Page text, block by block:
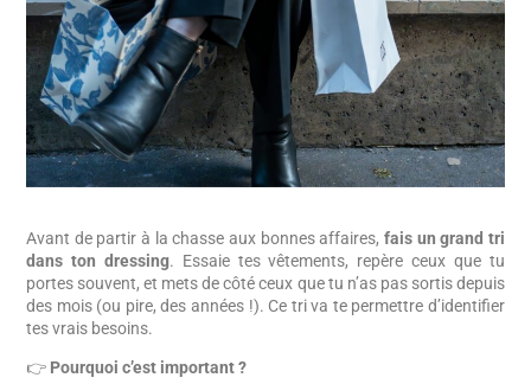
Avant de partir à la chasse aux bonnes affaires, fais un grand tri
dans ton dressing. Essaie tes vêtements, repère ceux que tu
portes souvent, et mets de côté ceux que tu n’as pas sortis depuis
des mois (ou pire, des années !). Ce tri va te permettre d’identifier
tes vrais besoins.
👉 Pourquoi c’est important ?